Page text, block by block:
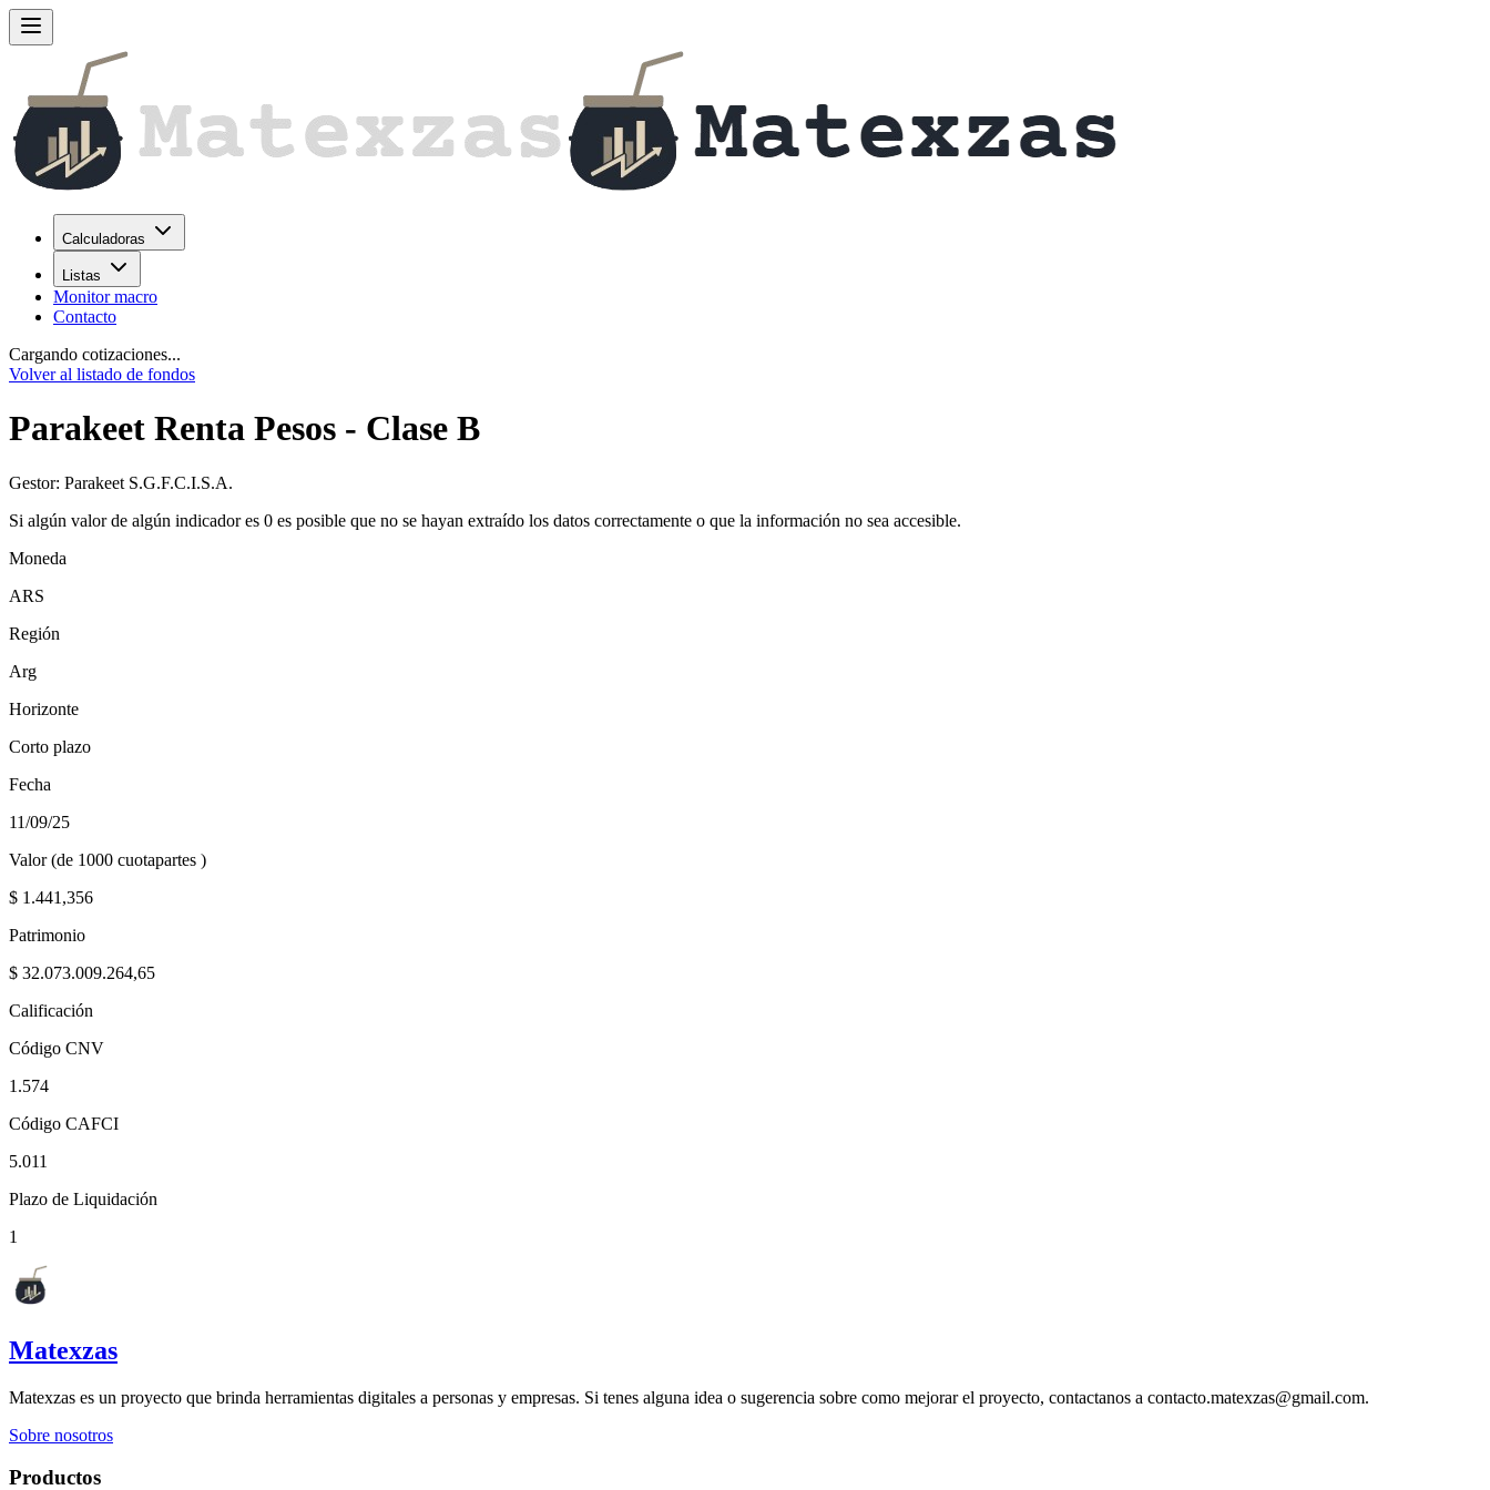
Calculadoras
Listas
Monitor macro
Contacto
Cargando cotizaciones...
Volver al listado de fondos
Parakeet Renta Pesos - Clase B
Gestor: Parakeet S.G.F.C.I.S.A.
Si algún valor de algún indicador es 0 es posible que no se hayan extraído los datos correctamente o que la información no sea accesible.
Moneda
ARS
Región
Arg
Horizonte
Corto plazo
Fecha
11/09/25
Valor (de 1000 cuotapartes )
$ 1.441,356
Patrimonio
$ 32.073.009.264,65
Calificación
Código CNV
1.574
Código CAFCI
5.011
Plazo de Liquidación
1
Matexzas
Matexzas es un proyecto que brinda herramientas digitales a personas y empresas. Si tenes alguna idea o sugerencia sobre como mejorar el proyecto, contactanos a contacto.matexzas@gmail.com.
Sobre nosotros
Productos